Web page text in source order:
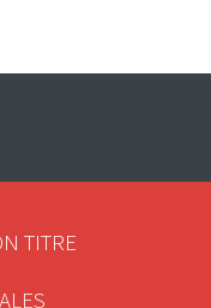
TITRE